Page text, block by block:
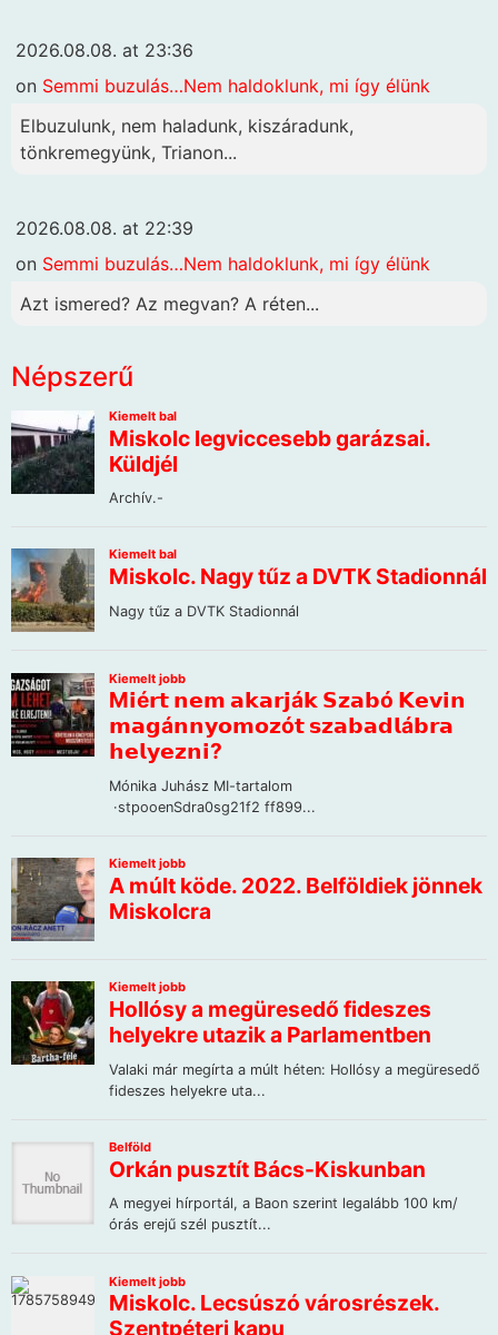
2026.08.08. at 23:36
on Semmi buzulás…Nem haldoklunk, mi így élünk
Elbuzulunk, nem haladunk, kiszáradunk,
tönkremegyünk, Trianon...
2026.08.08. at 22:39
on Semmi buzulás…Nem haldoklunk, mi így élünk
Azt ismered? Az megvan? A réten...
Népszerű